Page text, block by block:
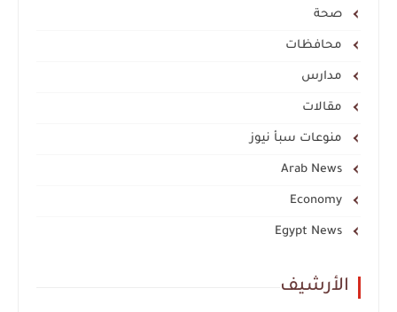
صحة
محافظات
مدارس
مقالات
منوعات سبأ نيوز
Arab News
Economy
Egypt News
الأرشيف